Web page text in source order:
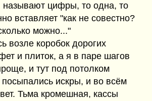
называют цифры, то одна, то
вставляет "как не совестно?
можно..."
возле коробок дорогих
и плиток, а я в паре шагов
и тут под потолком
посыпались искры, и во всём
Тьма кромешная, кассы